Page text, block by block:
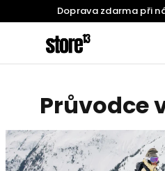
Doprava zdarma při
SNOWBOARDING
ŽENY
Průvodce